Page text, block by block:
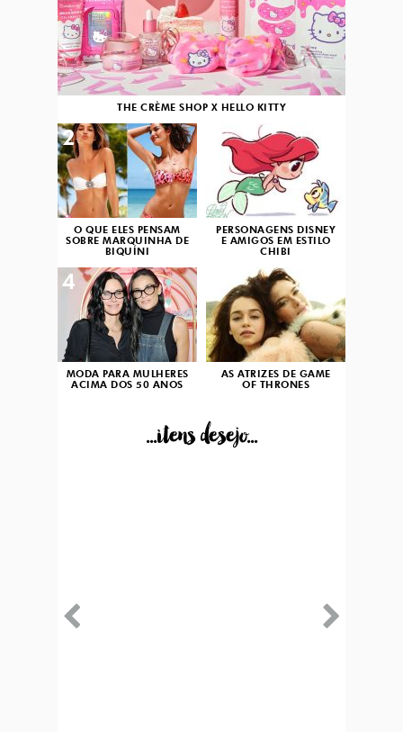
THE CRÈME SHOP X HELLO KITTY
O QUE ELES PENSAM
SOBRE MARQUINHA DE
BIQUÍNI
2
PERSONAGENS DISNEY
E AMIGOS EM ESTILO
CHIBI
3
MODA PARA MULHERES
ACIMA DOS 50 ANOS
4
AS ATRIZES DE GAME
OF THRONES
...itens desejo...